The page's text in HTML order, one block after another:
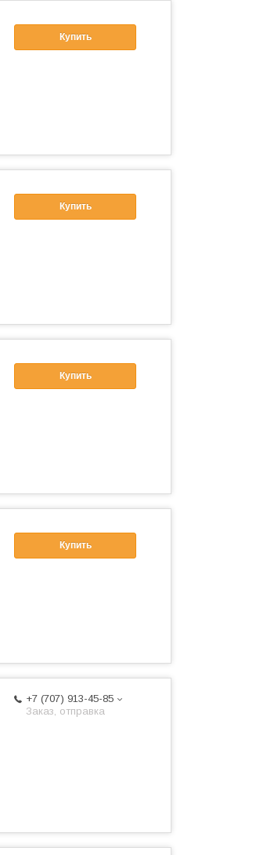
Купить
Купить
Купить
Купить
+7 (707) 913-45-85
Заказ, отправка